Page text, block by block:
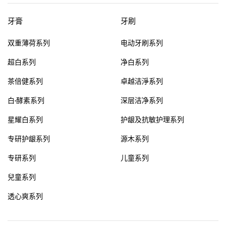
牙膏
双重薄荷系列
超白系列
茶倍健系列
白·酵素系列
星耀白系列
专研护龈系列
专研系列
兒童系列
透心爽系列
牙刷
电动牙刷系列
净白系列
卓越洁淨系列
深层洁净系列
护龈及抗敏护理系列
源木系列
儿童系列